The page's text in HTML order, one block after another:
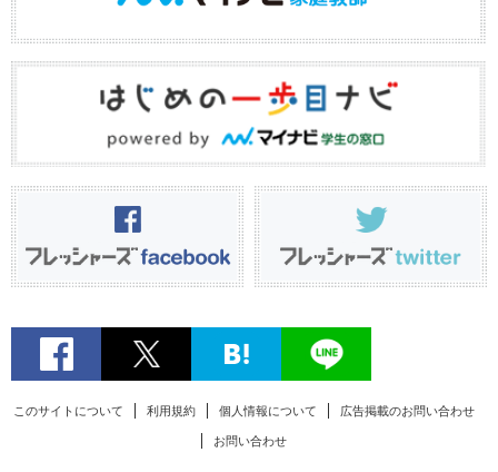
このサイトについて 利用規約 個人情報について 広告掲載のお問い合わせ
お問い合わせ